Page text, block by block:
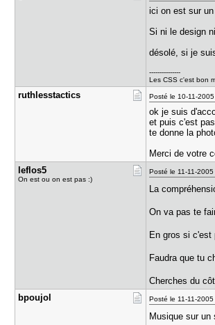
ici on est sur
Si ni le design
désolé, si je
---------------
Les CSS c'est bon
ruthlessta​ctics Posté le 10-11-
ok je suis
et puis c'est
te donne la
Merci de votre
leflos5
On est ou on est pas :)
Posté le 11-11-
La
On va pas te
En gros si
Faudra que tu
Cherches du
bpoujol
Posté le 11-11-
Musique sur